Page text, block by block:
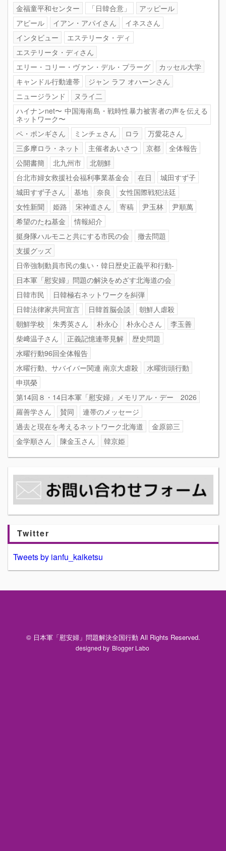
金福童平和センター
「日韓合意」
アッピール
アピール
イアン・アパイさん
イネスさん
インタビュー
エステリータ・ディ
エステリータ・ディさん
エリー・コリー・ヴァン・デル・プラーグ
カッセル大学
キャンドル行動連帯
ジャン ラフ オハーンさん
ニュージランド
ヌライ二
ハイナンnet〜 中国海南島・戦時性暴力被害者の声を伝える
ネットワーク〜
ペ・ポンギさん
ミンチェさん ロラ
万愛花さん
三多摩ロラ・ネット
主催者あいさつ 京都
全体報告
公開書簡
北九州市
北朝鮮
台北市婦女救援社会福利事業基金会
在日
城田すず子
城田すず子さん
基地 奈良
女性国際戦犯法廷
女性新聞
姫路 宋神道さん 寄稿 尹玉林
尹順萬
希望のたね基金
情報紹介
挺身隊ハルモニと共にする市民の会
撤去問題
支援グッズ
日帝強制動員市民の集い・韓日歴史正義平和行動-
日本軍「慰安婦」問題の解決をめざす北海道の会
日韓市民
日韓極右ネットワークを糾弾
日韓法律家共同宣言
日韓首脳会談
朝鮮人虐殺
朝鮮学校
朱秀英さん 朴永心 朴永心さん
李玉善
柴﨑温子さん
正義記憶連帯見解
歴史問題
水曜行動96回全体報告
水曜行動、サバイバー関連 南京大虐殺
水曜街頭行動
申琪榮
第14回８・14日本軍「慰安婦」メモリアル・デー 2026
羅善学さん
賛同
連帯のメッセージ
過去と現在を考えるネットワーク北海道
金原節三
金学順さん
陳金玉さん 韓京姫
Twitter
Tweets by ianfu_kaiketsu
© 日本軍「慰安婦」問題解決全国行動 All Rights Reserved.
designed by Blogger Labo